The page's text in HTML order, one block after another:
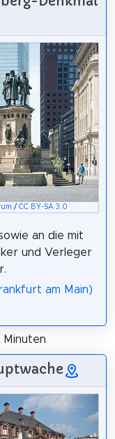
/ CC BY-SA 3.0
an die mit
und Verleger
am Main)